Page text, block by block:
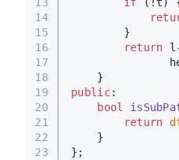
14
15
16
17
18
19
20
21
22
23
        }
return
    }
public:
bool
return
    }
};